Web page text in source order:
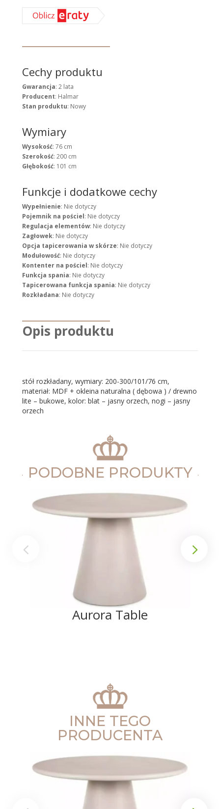
Cechy produktu
Gwarancja: 2 lata
Producent: Halmar
Stan produktu: Nowy
Wymiary
Wysokość: 76 cm
Szerokość: 200 cm
Głębokość: 101 cm
Funkcje i dodatkowe cechy
Wypełnienie: Nie dotyczy
Pojemnik na pościel: Nie dotyczy
Regulacja elementów: Nie dotyczy
Zagłowek: Nie dotyczy
Opcja tapicerowania w skórze: Nie dotyczy
Modułowość: Nie dotyczy
Kontenter na pościel: Nie dotyczy
Funkcja spania: Nie dotyczy
Tapicerowana funkcja spania: Nie dotyczy
Rozkładana: Nie dotyczy
Opis produktu
stół rozkładany, wymiary: 200-300/101/76 cm,
materiał: MDF + okleina naturalna ( dębowa ) / drewno
lite – bukowe, kolor: blat – jasny orzech, nogi – jasny
orzech
PODOBNE PRODUKTY
Aurora Table
INNE TEGO
PRODUCENTA